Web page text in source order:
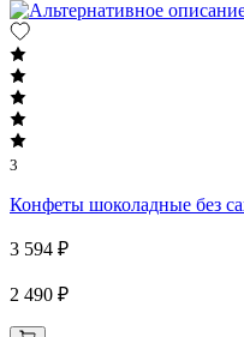
3
Конфеты шоколадные без
3 594 ₽
2 490 ₽